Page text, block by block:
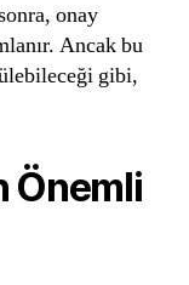
onay
Ancak bu
gibi,
Önemli